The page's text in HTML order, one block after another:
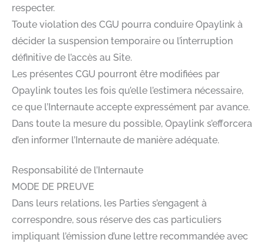
respecter.
Toute violation des CGU pourra conduire Opaylink à
décider la suspension temporaire ou l’interruption
définitive de l’accès au Site.
Les présentes CGU pourront être modifiées par
Opaylink toutes les fois qu’elle l’estimera nécessaire,
ce que l’Internaute accepte expressément par avance.
Dans toute la mesure du possible, Opaylink s’efforcera
d’en informer l’Internaute de manière adéquate.
Responsabilité de l’Internaute
MODE DE PREUVE
Dans leurs relations, les Parties s’engagent à
correspondre, sous réserve des cas particuliers
impliquant l’émission d’une lettre recommandée avec